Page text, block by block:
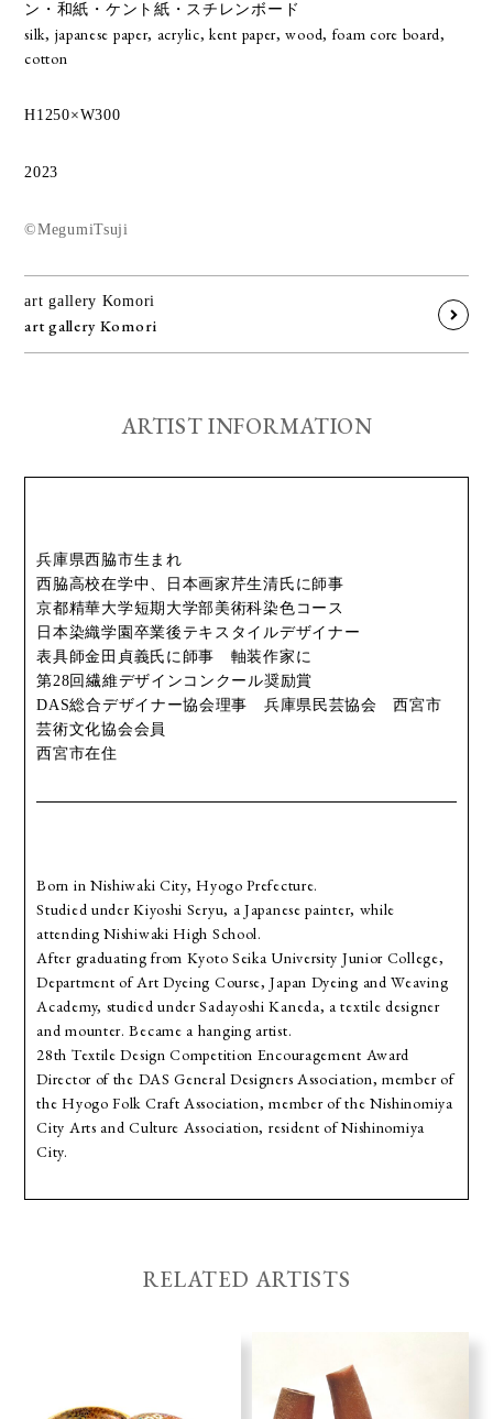
ン・和紙・ケント紙・スチレンボード
silk, japanese paper, acrylic, kent paper, wood, foam core board,
cotton
H1250×W300
2023
©️MegumiTsuji
art gallery Komori
art gallery Komori
ARTIST INFORMATION
兵庫県西脇市生まれ
西脇高校在学中、日本画家芹生清氏に師事
京都精華大学短期大学部美術科染色コース
日本染織学園卒業後テキスタイルデザイナー
表具師金田貞義氏に師事 軸装作家に
第28回繊維デザインコンクール奨励賞
DAS総合デザイナー協会理事 兵庫県民芸協会 西宮市
芸術文化協会会員
西宮市在住
Born in Nishiwaki City, Hyogo Prefecture.
Studied under Kiyoshi Seryu, a Japanese painter, while
attending Nishiwaki High School.
After graduating from Kyoto Seika University Junior College,
Department of Art Dyeing Course, Japan Dyeing and Weaving
Academy, studied under Sadayoshi Kaneda, a textile designer
and mounter. Became a hanging artist.
28th Textile Design Competition Encouragement Award
Director of the DAS General Designers Association, member of
the Hyogo Folk Craft Association, member of the Nishinomiya
City Arts and Culture Association, resident of Nishinomiya
City.
RELATED ARTISTS